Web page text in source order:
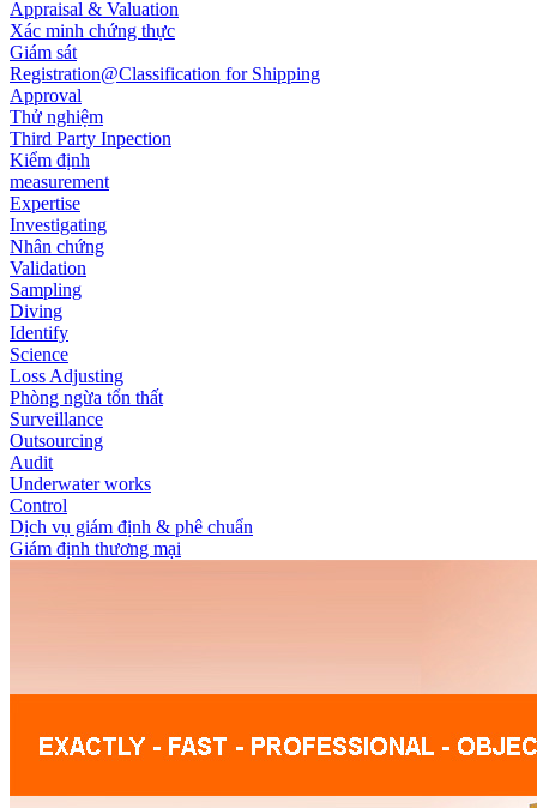
Appraisal & Valuation
Xác minh chứng thực
Giám sát
Registration@Classification for Shipping
Approval
Thử nghiệm
Third Party Inpection
Kiểm định
measurement
Expertise
Investigating
Nhân chứng
Validation
Sampling
Diving
Identify
Science
Loss Adjusting
Phòng ngừa tổn thất
Surveillance
Outsourcing
Audit
Underwater works
Control
Dịch vụ giám định & phê chuẩn
Giám định thương mại